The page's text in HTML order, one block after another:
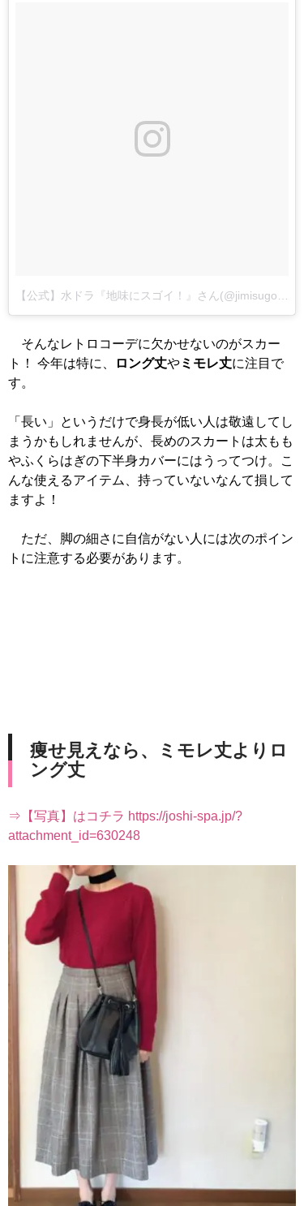
そんなレトロコーデに欠かせないのがスカー
ト！ 今年は特に、
ロング丈やミモレ丈に注目で
す。
「長い」というだけで身長が低い人は敬遠してし
まうかもしれませんが、長めのスカートは太もも
やふくらはぎの下半身カバーにはうってつけ。こ
んな使えるアイテム、持っていないなんて損して
ますよ！
ただ、脚の細さに自信がない人には次のポイン
トに注意する必要があります。
痩せ見えなら、ミモレ丈よりロ
ング丈
⇒【写真】はコチラ https://joshi-spa.jp/?
attachment_id=630248